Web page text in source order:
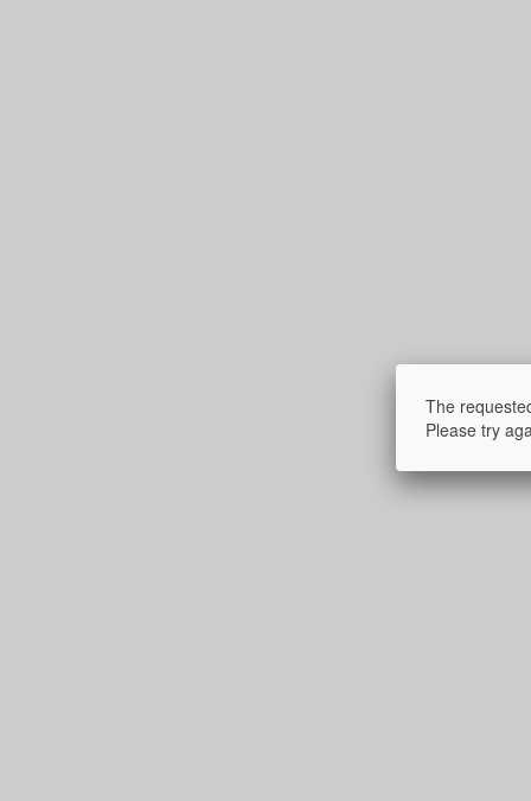
The
Please try